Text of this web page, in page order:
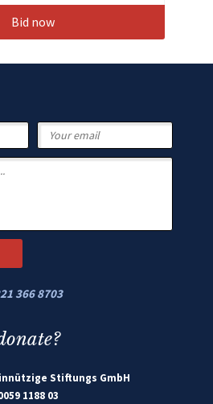
Bid now
366 8703
Stiftungs GmbH
1188 03